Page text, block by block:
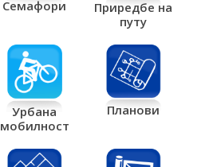
Семафори
Приредбе на
путу
Урбана
мобилност
Планови